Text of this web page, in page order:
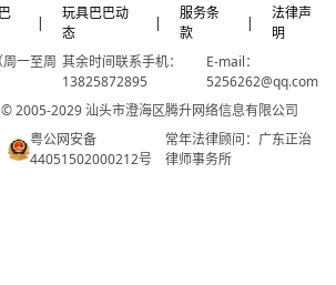
|
玩具巴巴动
态
|
服务条
款
|
法律声
明
一至周 其余时间联系手机：
13825872895
E-mail：
5256262@qq.com
2005-2029 汕头市澄海区腾升网络信息有限公司
粤公网安备
44051502000212号
常年法律顾问：广东正治
律师事务所